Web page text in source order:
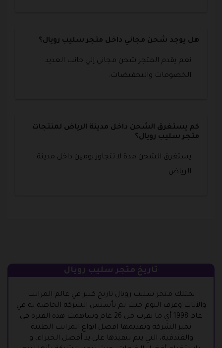
هل يوجد شحن مجاني داخل متجر سليب رويال؟
نعم يقدم المتجر شحن مجاني إلي جانب العديد
الخصومات والتخفيضات.
كم يستغرق الشحن داخل مدينة الرياض لمنتجات
متجر سليب رويال؟
يستغرق الشحن مدة لا تتجاوز يومين داخل مدينة
الرياض.
تاريخ متجر سليب رويال
يمتلك متجر سليب رويال تاريخ كبير في عالم المراتب
والأثاث وغرف النوم حيث تم تأسيس الشركة الخاصة به في
عام 1998 أي ما يقرب من 26 عام وساهمت هذه الفترة في
تميز الشركة وتقديمها افضل انواع المراتب الطبية
والفندقية، التي يتم تنفيذها على يد أفضل الخبراء، و